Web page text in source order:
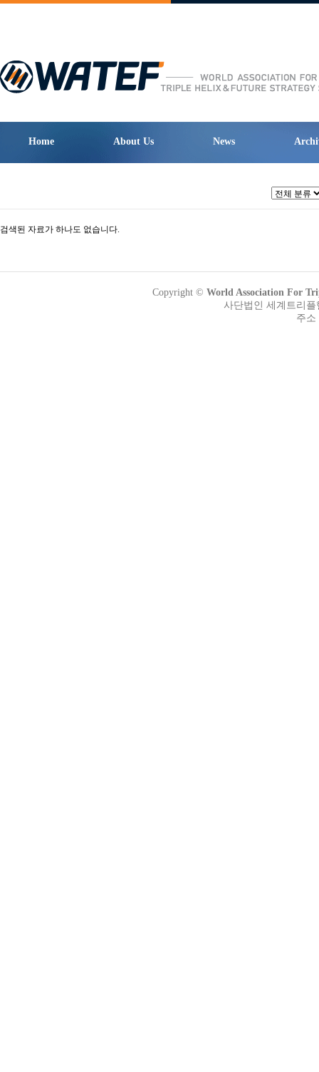
Home About Us News
검색된 자료가 하나도 없습니다.
Copyright © World Association For
사단법인 세계트리
주소